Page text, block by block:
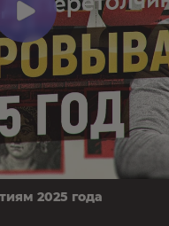
2025 года